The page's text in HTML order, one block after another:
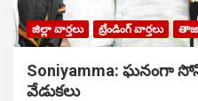
జిల్లా వార్తలు ట్రేండింగ్ వార్తలు తాజా
Soniyamma: ఘ‌నంగా
వేడుక‌లు